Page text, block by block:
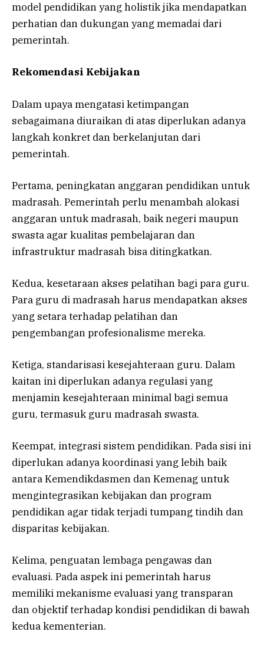
model pendidikan yang holistik jika mendapatkan
perhatian dan dukungan yang memadai dari
pemerintah.
Rekomendasi Kebijakan
Dalam upaya mengatasi ketimpangan
sebagaimana diuraikan di atas diperlukan adanya
langkah konkret dan berkelanjutan dari
pemerintah.
Pertama, peningkatan anggaran pendidikan untuk
madrasah. Pemerintah perlu menambah alokasi
anggaran untuk madrasah, baik negeri maupun
swasta agar kualitas pembelajaran dan
infrastruktur madrasah bisa ditingkatkan.
Kedua, kesetaraan akses pelatihan bagi para guru.
Para guru di madrasah harus mendapatkan akses
yang setara terhadap pelatihan dan
pengembangan profesionalisme mereka.
Ketiga, standarisasi kesejahteraan guru. Dalam
kaitan ini diperlukan adanya regulasi yang
menjamin kesejahteraan minimal bagi semua
guru, termasuk guru madrasah swasta.
Keempat, integrasi sistem pendidikan. Pada sisi ini
diperlukan adanya koordinasi yang lebih baik
antara Kemendikdasmen dan Kemenag untuk
mengintegrasikan kebijakan dan program
pendidikan agar tidak terjadi tumpang tindih dan
disparitas kebijakan.
Kelima, penguatan lembaga pengawas dan
evaluasi. Pada aspek ini pemerintah harus
memiliki mekanisme evaluasi yang transparan
dan objektif terhadap kondisi pendidikan di bawah
kedua kementerian.